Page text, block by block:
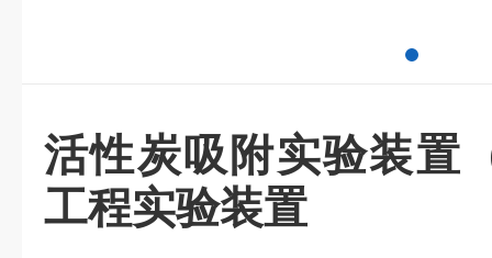
活性炭吸附实验装置
工程实验装置